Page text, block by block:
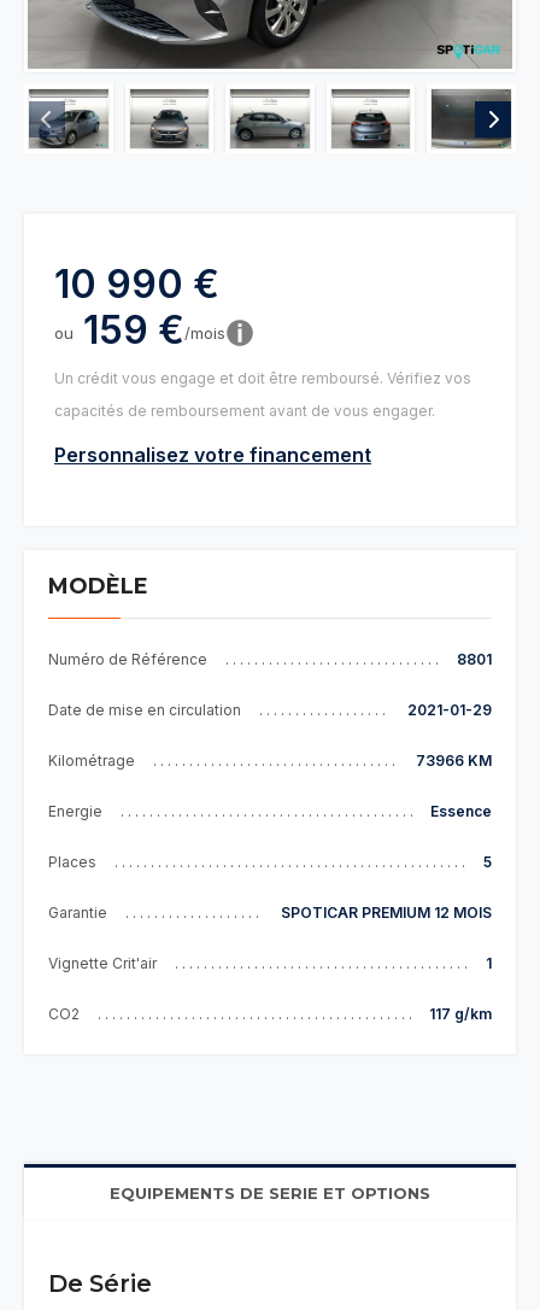
10 990 €
ou 159 €/mois
Un crédit vous engage et doit être remboursé. Vérifiez vos
capacités de remboursement avant de vous engager.
Personnalisez votre financement
MODÈLE
Numéro de Référence 8801
Date de mise en circulation 2021-01-29
Kilométrage 73966 KM
Energie Essence
Places 5
Garantie SPOTICAR PREMIUM 12 MOIS
Vignette Crit'air 1
CO2 117 g/km
EQUIPEMENTS DE SERIE ET OPTIONS
De Série